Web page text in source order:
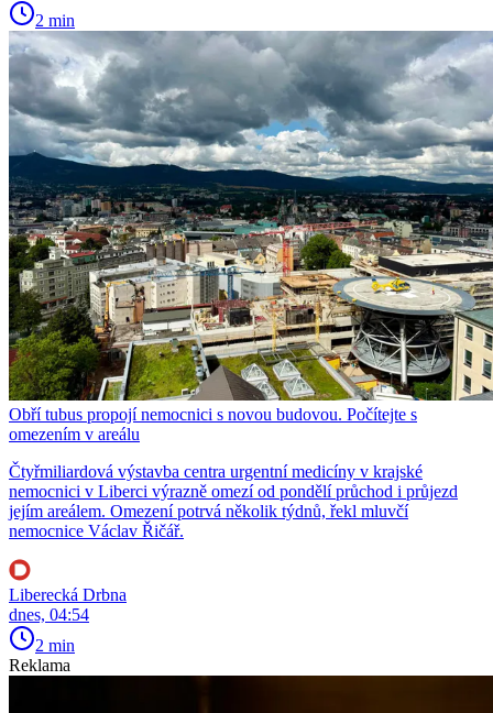
2 min
Obří tubus propojí nemocnici s novou budovou. Počítejte s
omezením v areálu
Čtyřmiliardová výstavba centra urgentní medicíny v krajské
nemocnici v Liberci výrazně omezí od pondělí průchod i průjezd
jejím areálem. Omezení potrvá několik týdnů, řekl mluvčí
nemocnice Václav Řičář.
Liberecká Drbna
dnes, 04:54
2 min
Reklama